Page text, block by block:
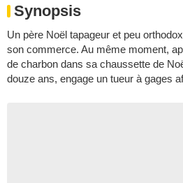
Synopsis
Un père Noël tapageur et peu
son commerce. Au même moment,
de charbon dans sa chaussette de
douze ans, engage un tueur à gages